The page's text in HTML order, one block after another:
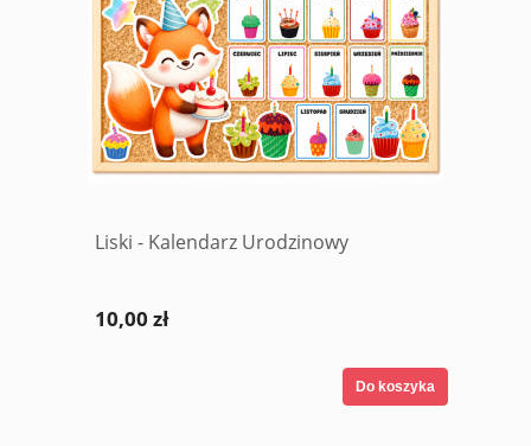
Liski - Kalendarz Urodzinowy
10,00 zł
Do koszyka